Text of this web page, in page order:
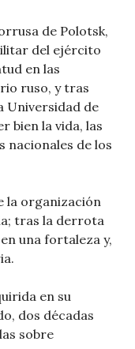
de Polotsk,
del ejército
en las
ruso, y tras
Universidad de
bien la vida, las
nacionales de los
la organización
tras la derrota
una fortaleza y,
en su
dos décadas
sobre